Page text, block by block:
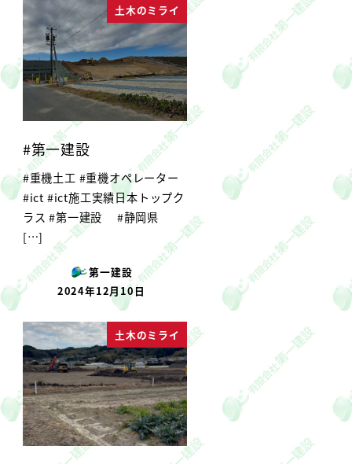
土木のミライ
#第一建設
#重機土工 #重機オペレーター
#ict #ict施工実績日本トップク
ラス #第一建設 #静岡県
[…]
第一建設
投稿日
2024年12月10日
土木のミライ